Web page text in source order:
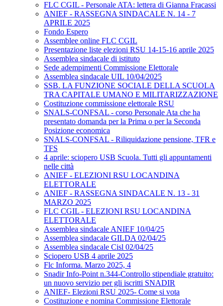
FLC CGIL - Personale ATA: lettera di Gianna Fracassi
ANIEF - RASSEGNA SINDACALE N. 14 - 7
APRILE 2025
Fondo Espero
Assemblee online FLC CGIL
Presentazione liste elezioni RSU 14-15-16 aprile 2025
Assemblea sindacale di istituto
Sede adempimenti Commissione Elettorale
Assemblea sindacale UIL 10/04/2025
SSB. LA FUNZIONE SOCIALE DELLA SCUOLA
TRA CAPITALE UMANO E MILITARIZZAZIONE
Costituzione commissione elettorale RSU
SNALS-CONFSAL - corso Personale Ata che ha
presentato domanda per la Prima o per la Seconda
Posizione economica
SNALS-CONFSAL - Riliquidazione pensione, TFR e
TFS
4 aprile: sciopero USB Scuola. Tutti gli appuntamenti
nelle città
ANIEF - ELEZIONI RSU LOCANDINA
ELETTORALE
ANIEF - RASSEGNA SINDACALE N. 13 - 31
MARZO 2025
FLC CGIL - ELEZIONI RSU LOCANDINA
ELETTORALE
Assemblea sindacale ANIEF 10/04/25
Assemblea sindacale GILDA 02/04/25
Assemblea sindacale Cisl 02/04/25
Sciopero USB 4 aprile 2025
Flc Informa. Marzo 2025, 4
Snadir Info-Point n.344-Controllo stipendiale gratuito:
un nuovo servizio per gli iscritti SNADIR
ANIEF- Elezioni RSU 2025- Come si vota
Costituzione e nomina Commissione Elettorale